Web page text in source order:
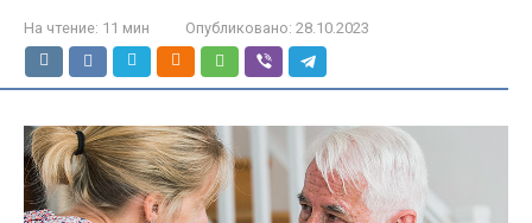
На чтение: 11 мин Опубликовано: 28.10.2023